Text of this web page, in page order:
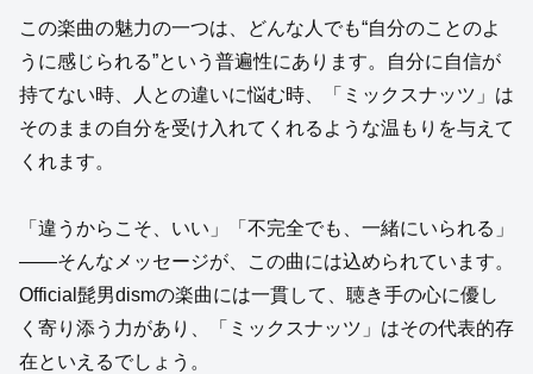
この楽曲の魅力の一つは、どんな人でも“自分のことのよ
うに感じられる”という普遍性にあります。自分に自信が
持てない時、人との違いに悩む時、「ミックスナッツ」は
そのままの自分を受け入れてくれるような温もりを与えて
くれます。
「違うからこそ、いい」「不完全でも、一緒にいられる」
――そんなメッセージが、この曲には込められています。
Official髭男dismの楽曲には一貫して、聴き手の心に優し
く寄り添う力があり、「ミックスナッツ」はその代表的存
在といえるでしょう。